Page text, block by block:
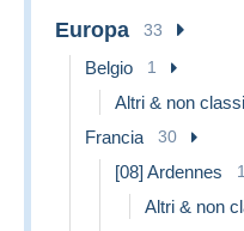
j'accepte tous les
Colissimo
International
International
conseille toutefois
Brochures" ,
favoriser les
Merci et bonne
Europa 33
Belgio 1
Altri & non
Francia 30
[08] Ardennes 1
Altri & non